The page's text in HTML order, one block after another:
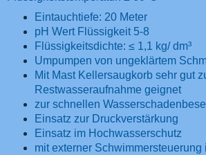
Eintauchtiefe: 20 Meter
pH Wert Flüssigkeit 5-8
Flüssigkeitsdichte: ≤ 1,1 kg/ dm³
Umpumpen von ungeklärtem
Mit Mast Kellersaugkorb sehr gut
Restwasseraufnahme geignet
zur schnellen
Einsatz zur Druckverstärkung
Einsatz im Hochwasserschutz
mit externer Schwimmersteuerung